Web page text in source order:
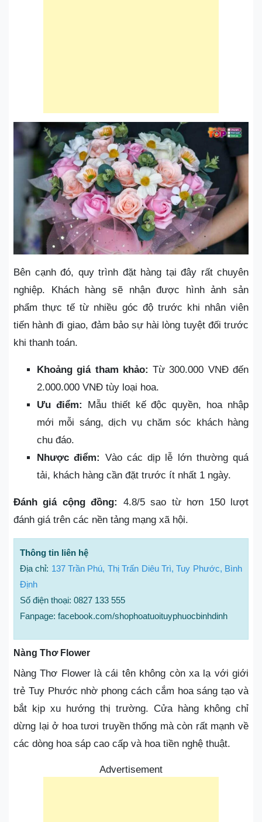
Bên cạnh đó, quy trình đặt hàng tại đây rất chuyên
nghiệp. Khách hàng sẽ nhận được hình ảnh sản
phẩm thực tế từ nhiều góc độ trước khi nhân viên
tiến hành đi giao, đảm bảo sự hài lòng tuyệt đối trước
khi thanh toán.
Khoảng giá tham khảo: Từ 300.000 VNĐ đến
2.000.000 VNĐ tùy loại hoa.
Ưu điểm: Mẫu thiết kế độc quyền, hoa nhập
mới mỗi sáng, dịch vụ chăm sóc khách hàng
chu đáo.
Nhược điểm: Vào các dịp lễ lớn thường quá
tải, khách hàng cần đặt trước ít nhất 1 ngày.
Đánh giá cộng đồng:
4.8/5 sao từ hơn 150 lượt
đánh giá trên các nền tảng mạng xã hội.
Thông tin liên hệ
Địa chỉ: 137 Trần Phú, Thị Trấn Diêu Trì, Tuy Phước, Bình
Định
Số điện thoại: 0827 133 555
Fanpage: facebook.com/shophoatuoituyphuocbinhdinh
Nàng Thơ Flower
Nàng Thơ Flower là cái tên không còn xa lạ với giới
trẻ Tuy Phước nhờ phong cách cắm hoa sáng tạo và
bắt kịp xu hướng thị trường. Cửa hàng không chỉ
dừng lại ở hoa tươi truyền thống mà còn rất mạnh về
các dòng hoa sáp cao cấp và hoa tiền nghệ thuật.
Advertisement